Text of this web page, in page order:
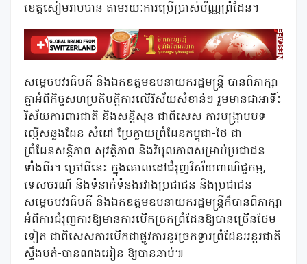
ខេត្តសៀមរាបបាន តាមរយៈការប្រើប្រាស់ប័ណ្ណព្រំដែន។
សម្ដេចបវរធិបតី និងឯកឧត្តមឧបនាយករដ្ឋមន្ត្រី បានពិភាក្សា
គ្នាអំពីកិច្ចសហប្រតិបត្តិការលើវិស័យសំខាន់ៗ រួមមានជាអាទិ៍៖
វិស័យការពារជាតិ និងសន្ដិសុខ ជាពិសេស ការបង្ក្រាបបទ
ល្មើសឆ្លងដែន សំដៅ ប្រែក្លាយព្រំដែនកម្ពុជា-ថៃ ជា
ព្រំដែនសន្ដិភាព សុវត្ថិភាព និងវិបុលភាពសម្រាប់ប្រជាជន
ទាំងពីរ។ ក្រៅពីនេះ ក្នុងគោលដៅជំរុញវិស័យពាណិជ្ជកម្ម,
ទេសចរណ៍ និងទំនាក់ទំនងរវាងប្រជាជន និងប្រជាជន
សម្ដេចបវរធិបតី និងឯកឧត្តមឧបនាយករដ្ឋមន្ត្រីក៏បានពិភាក្សា
អំពីការជំរុញការឱ្យមានការបើកច្រកព្រំដែនឱ្យបានច្រើនថែម
ទៀត ជាពិសេសការបើកជាផ្លូវការនូវច្រកទ្វារព្រំដែនអន្តរជាតិ
ស្ទឹងបត់-បានណងអៀន ឱ្យបានឆាប់៕